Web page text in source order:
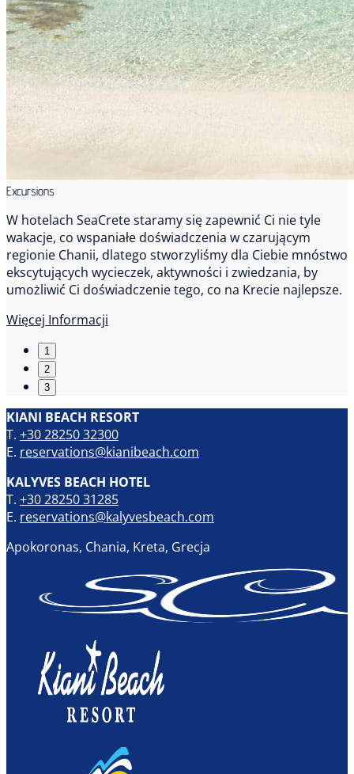
Excursions
W hotelach SeaCrete staramy się zapewnić Ci nie tyle
wakacje, co wspaniałe doświadczenia w czarującym
regionie Chanii, dlatego stworzyliśmy dla Ciebie mnóstwo
ekscytujących wycieczek, aktywności i zwiedzania, by
umożliwić Ci doświadczenie tego, co na Krecie najlepsze.
Więcej Informacji
1
2
3
KIANI BEACH RESORT
T. +30 28250 32300
E. reservations@kianibeach.com
KALYVES BEACH HOTEL
T. +30 28250 31285
E. reservations@kalyvesbeach.com
Apokoronas, Chania, Kreta, Grecja